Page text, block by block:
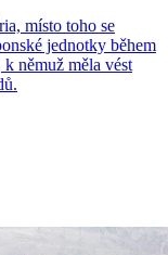
místo toho se
jednotky během
němuž měla vést